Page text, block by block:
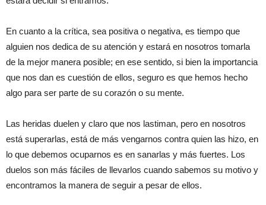
En cuanto a la crítica, sea positiva o negativa, es tiempo que
alguien nos dedica de su atención y estará en nosotros tomarla
de la mejor manera posible; en ese sentido, si bien la importancia
que nos dan es cuestión de ellos, seguro es que hemos hecho
algo para ser parte de su corazón o su mente.
Las heridas duelen y claro que nos lastiman, pero en nosotros
está superarlas, está de más vengarnos contra quien las hizo, en
lo que debemos ocuparnos es en sanarlas y más fuertes. Los
duelos son más fáciles de llevarlos cuando sabemos su motivo y
encontramos la manera de seguir a pesar de ellos.